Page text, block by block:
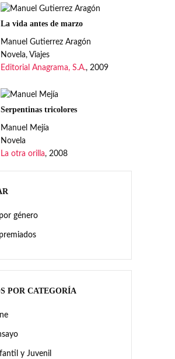
La vida antes de marzo
Manuel Gutierrez Aragón
Novela, Viajes
Editorial Anagrama, S.A., 2009
Serpentinas tricolores
Manuel Mejía
Novela
La otra orilla, 2008
género
POR CATEGORÍA
y Juvenil